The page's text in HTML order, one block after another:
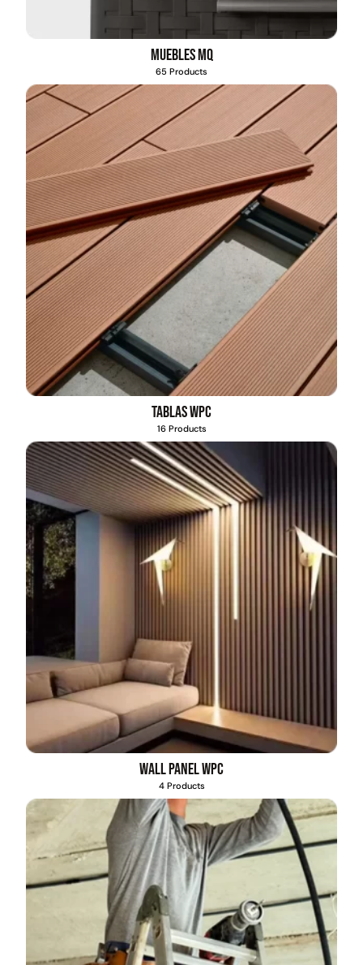
Muebles MQ
65 Products
Tablas WPC
16 Products
Wall Panel WPC
4 Products